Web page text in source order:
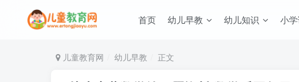
首页 幼儿早教 幼儿知识 小
儿童教育网 幼儿早教 正文